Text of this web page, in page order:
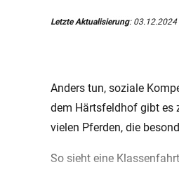
Letzte Aktualisierung: 03.12.2024
Anders tun, soziale
dem Härtsfeldhof gibt es
vielen Pferden, die
So sieht eine